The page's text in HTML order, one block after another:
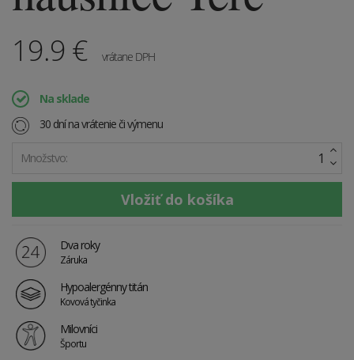
19.9 € vrátane DPH
Na sklade
30 dní na vrátenie či výmenu
Množstvo:
Dva roky
Záruka
Hypoalergénny titán
Kovová tyčinka
Milovníci
Športu